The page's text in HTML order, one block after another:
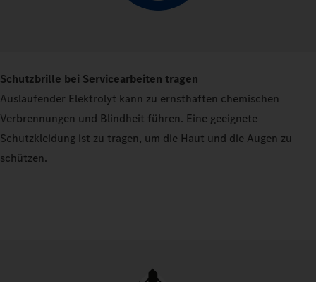
Schutzbrille bei Servicearbeiten tragen
Auslaufender Elektrolyt kann zu ernsthaften chemischen
Verbrennungen und Blindheit führen. Eine geeignete
Schutzkleidung ist zu tragen, um die Haut und die Augen zu
schützen.